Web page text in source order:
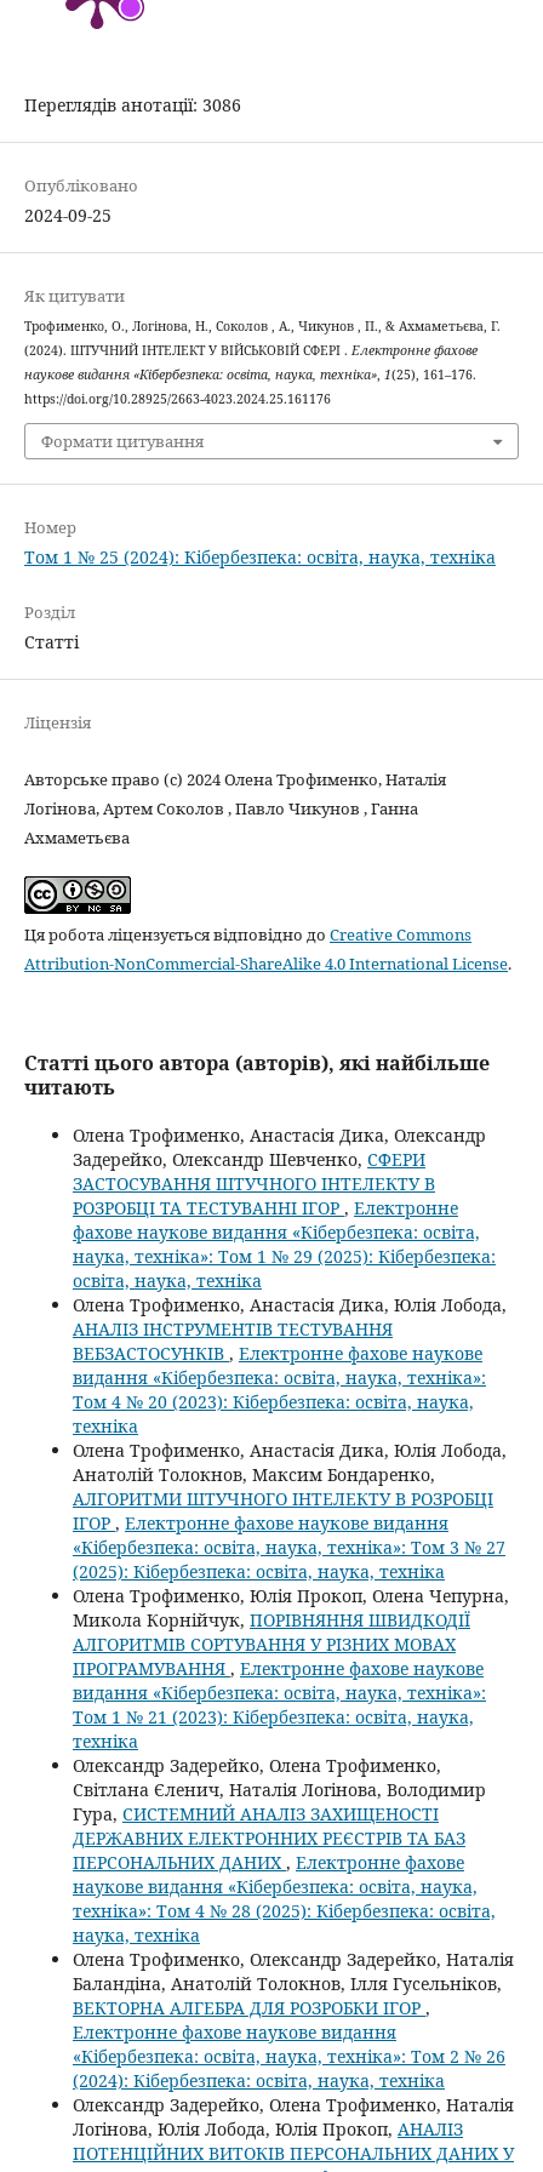
Переглядів анотації: 3086
Опубліковано
2024-09-25
Як цитувати
Трофименко, О., Логінова, Н., Соколов , А., Чикунов , П., & Ахмаметьєва, Г.
(2024). ШТУЧНИЙ ІНТЕЛЕКТ У ВІЙСЬКОВІЙ СФЕРІ . Електронне фахове
наукове видання «Кібербезпека: освіта, наука, техніка», 1(25), 161–176.
https://doi.org/10.28925/2663-4023.2024.25.161176
Формати цитування
Номер
Том 1 № 25 (2024): Кібербезпека: освіта, наука, техніка
Розділ
Статті
Ліцензія
Авторське право (c) 2024 Олена Трофименко, Наталія
Логінова, Артем Соколов , Павло Чикунов , Ганна
Ахмаметьєва
Ця робота ліцензується відповідно до Creative Commons
Attribution-NonCommercial-ShareAlike 4.0 International License.
Статті цього автора (авторів), які найбільше
читають
Олена Трофименко, Анастасія Дика, Олександр
Задерейко, Олександр Шевченко, СФЕРИ
ЗАСТОСУВАННЯ ШТУЧНОГО ІНТЕЛЕКТУ В
РОЗРОБЦІ ТА ТЕСТУВАННІ ІГОР , Електронне
фахове наукове видання «Кібербезпека: освіта,
наука, техніка»: Том 1 № 29 (2025): Кібербезпека:
освіта, наука, техніка
Олена Трофименко, Анастасія Дика, Юлія Лобода,
АНАЛІЗ ІНСТРУМЕНТІВ ТЕСТУВАННЯ
ВЕБЗАСТОСУНКІВ , Електронне фахове наукове
видання «Кібербезпека: освіта, наука, техніка»:
Том 4 № 20 (2023): Кібербезпека: освіта, наука,
техніка
Олена Трофименко, Анастасія Дика, Юлія Лобода,
Анатолій Толокнов, Максим Бондаренко,
АЛГОРИТМИ ШТУЧНОГО ІНТЕЛЕКТУ В РОЗРОБЦІ
ІГОР , Електронне фахове наукове видання
«Кібербезпека: освіта, наука, техніка»: Том 3 № 27
(2025): Кібербезпека: освіта, наука, техніка
Олена Трофименко, Юлія Прокоп, Олена Чепурна,
Микола Корнійчук, ПОРІВНЯННЯ ШВИДКОДІЇ
АЛГОРИТМІВ СОРТУВАННЯ У РІЗНИХ МОВАХ
ПРОГРАМУВАННЯ , Електронне фахове наукове
видання «Кібербезпека: освіта, наука, техніка»:
Том 1 № 21 (2023): Кібербезпека: освіта, наука,
техніка
Олександр Задерейко, Олена Трофименко,
Світлана Єленич, Наталія Логінова, Володимир
Гура, СИСТЕМНИЙ АНАЛІЗ ЗАХИЩЕНОСТІ
ДЕРЖАВНИХ ЕЛЕКТРОННИХ РЕЄСТРІВ ТА БАЗ
ПЕРСОНАЛЬНИХ ДАНИХ, Електронне фахове
наукове видання «Кібербезпека: освіта, наука,
техніка»: Том 4 № 28 (2025): Кібербезпека: освіта,
наука, техніка
Олена Трофименко, Олександр Задерейко, Наталія
Баландіна, Анатолій Толокнов, Ілля Гусельніков,
ВЕКТОРНА АЛГЕБРА ДЛЯ РОЗРОБКИ ІГОР ,
Електронне фахове наукове видання
«Кібербезпека: освіта, наука, техніка»: Том 2 № 26
(2024): Кібербезпека: освіта, наука, техніка
Олександр Задерейко, Олена Трофименко, Наталія
Логінова, Юлія Лобода, Юлія Прокоп, АНАЛІЗ
ПОТЕНЦІЙНИХ ВИТОКІВ ПЕРСОНАЛЬНИХ ДАНИХ У